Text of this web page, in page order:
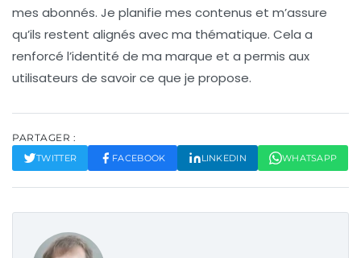
mes abonnés. Je planifie mes contenus et m’assure
qu’ils restent alignés avec ma thématique. Cela a
renforcé l’identité de ma marque et a permis aux
utilisateurs de savoir ce que je propose.
PARTAGER :
TWITTER FACEBOOK LINKEDIN WHATSAPP